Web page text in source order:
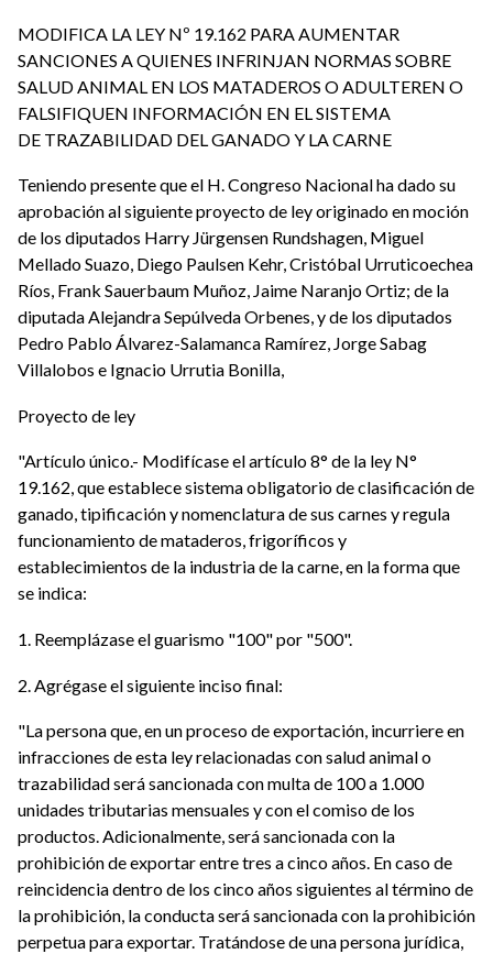
MODIFICA LA LEY Nº 19.162 PARA AUMENTAR
SANCIONES A QUIENES INFRINJAN NORMAS SOBRE
SALUD ANIMAL EN LOS MATADEROS O ADULTEREN O
FALSIFIQUEN INFORMACIÓN EN EL SISTEMA
DE TRAZABILIDAD DEL GANADO Y LA CARNE
Teniendo presente que el H. Congreso Nacional ha dado su
aprobación al siguiente proyecto de ley originado en moción
de los diputados Harry Jürgensen Rundshagen, Miguel
Mellado Suazo, Diego Paulsen Kehr, Cristóbal Urruticoechea
Ríos, Frank Sauerbaum Muñoz, Jaime Naranjo Ortiz; de la
diputada Alejandra Sepúlveda Orbenes, y de los diputados
Pedro Pablo Álvarez-Salamanca Ramírez, Jorge Sabag
Villalobos e Ignacio Urrutia Bonilla,
Proyecto de ley
"Artículo único.- Modifícase el artículo 8° de la ley N°
19.162, que establece sistema obligatorio de clasificación de
ganado, tipificación y nomenclatura de sus carnes y regula
funcionamiento de mataderos, frigoríficos y
establecimientos de la industria de la carne, en la forma que
se indica:
1. Reemplázase el guarismo "100" por "500".
2. Agrégase el siguiente inciso final:
"La persona que, en un proceso de exportación, incurriere en
infracciones de esta ley relacionadas con salud animal o
trazabilidad será sancionada con multa de 100 a 1.000
unidades tributarias mensuales y con el comiso de los
productos. Adicionalmente, será sancionada con la
prohibición de exportar entre tres a cinco años. En caso de
reincidencia dentro de los cinco años siguientes al término de
la prohibición, la conducta será sancionada con la prohibición
perpetua para exportar. Tratándose de una persona jurídica,